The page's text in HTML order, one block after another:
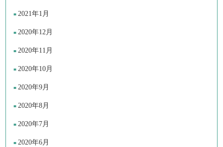
2021年1月
2020年12月
2020年11月
2020年10月
2020年9月
2020年8月
2020年7月
2020年6月